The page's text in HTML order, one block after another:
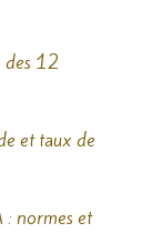
des 12
et taux de
normes et